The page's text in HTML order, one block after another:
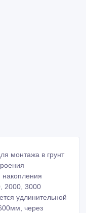
монтажа в грунт
накопления
2000, 3000
удлинительной
через